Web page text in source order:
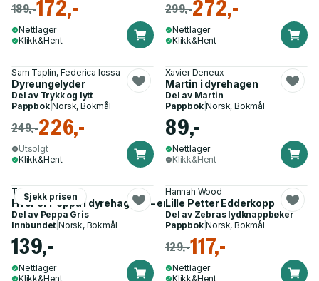
189,-172,-
Nettlager
Klikk&Hent
299,-272,-
Nettlager
Klikk&Hent
Sam Taplin, Federica Iossa
Dyreungelyder
Del av Trykk og lytt
Pappbok|Norsk, Bokmål
249,-226,-
Utsolgt
Klikk&Hent
Xavier Deneux
Martin i dyrehagen
Del av Martin
Pappbok|Norsk, Bokmål
89,-
Nettlager
Klikk&Hent
Sjekk prisen
Toria Hegedus
Hvor er Peppa i dyrehagen? - en let-og-finn bok
Del av Peppa Gris
Innbundet |Norsk, Bokmål
139,-
Nettlager
Klikk&Hent
Hannah Wood
Lille Petter Edderkopp
Del av Zebras lydknappbøker
Pappbok|Norsk, Bokmål
129,-117,-
Nettlager
Klikk&Hent